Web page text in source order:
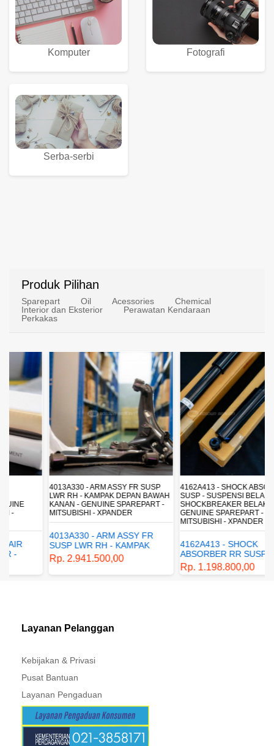
Komputer Fotografi
Serba-serbi
Produk Pilihan
Sparepart Oil Acessories
Chemical
Interior dan Eksterior
Perawatan Kendaraan
Perkakas
4013A330 - ARM ASSY FR SUSP
LWR RH - KAMPAK DEPAN BAWAH
KANAN - GENUINE SPAREPART -
MITSUBISHI - XPANDER
4013A330 - ARM ASSY FR
SUSP LWR RH - KAMPAK
DEPAN BAWAH KANAN -
GENUINE SPAREPART -
MITSUBISHI - XPANDER
Rp. 2.941.500,00
4162A413 - SHOCK ABSORBER RR
SUSP - SUSPENSI BELAKANG -
SHOCKBREAKER BELAKANG -
GENUINE SPAREPART -
MITSUBISHI - XPANDER
4162A413 - SHOCK
ABSORBER RR SUSP -
SUSPENSI BELAKANG -
SHOCKBREAKER BELAKANG
Rp. 1.198.800,00
Layanan Pelanggan
Kebijakan & Privasi
Pusat Bantuan
Layanan Pengaduan